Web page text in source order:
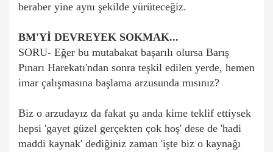
beraber yine aynı şekilde yürüteceğiz.
BM'Yİ DEVREYEK SOKMAK...
SORU- Eğer bu mutabakat başarılı olursa Barış
Pınarı Harekatı'ndan sonra teşkil edilen yerde, hemen
imar çalışmasına başlama arzusunda mısınız?
Biz o arzudayız da fakat şu anda kime teklif ettiysek
hepsi 'gayet güzel gerçekten çok hoş' dese de 'hadi
maddi kaynak' dediğiniz zaman 'işte biz o kaynağı